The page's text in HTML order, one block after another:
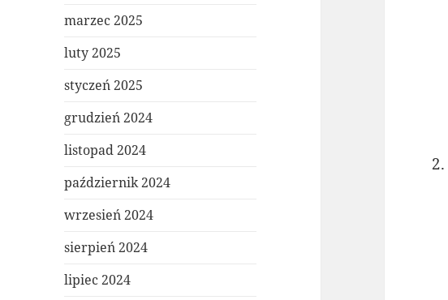
marzec 2025
luty 2025
styczeń 2025
grudzień 2024
listopad 2024
październik 2024
wrzesień 2024
sierpień 2024
lipiec 2024